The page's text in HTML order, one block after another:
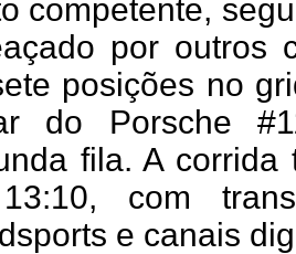
competente,
por outros
posições no
do Porsche
fila. A
com
e canais